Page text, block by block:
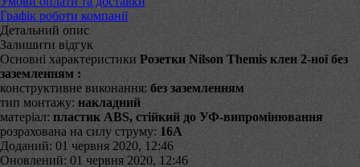
Графік роботи компанії
Детальний опис
Залишити відгук
Основні характеристики Розетки Nilson Themis клен 2-ної без
заземленням :
конструктивне виконання: без заземленням
тип монтажу: накладний
матеріал: пластик ABS, стійкий до УФ-випромінювання
розрахована на силу струму: 16А
Доданий: 01 червня 2020, 12:46
Оновлений: 01 червня 2020, 12:46